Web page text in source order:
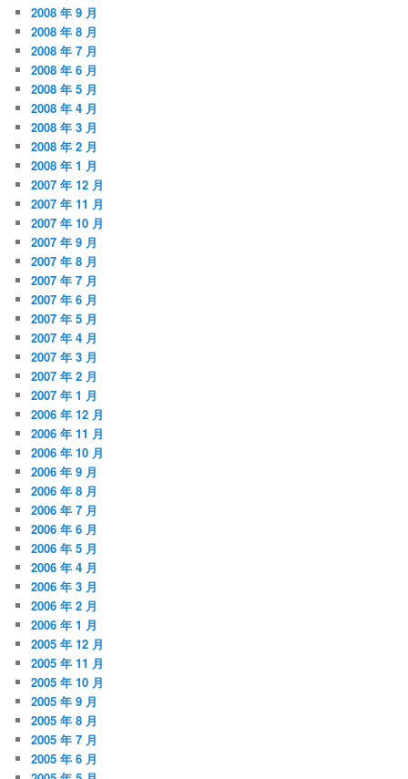
2008 年 9 月
2008 年 8 月
2008 年 7 月
2008 年 6 月
2008 年 5 月
2008 年 4 月
2008 年 3 月
2008 年 2 月
2008 年 1 月
2007 年 12 月
2007 年 11 月
2007 年 10 月
2007 年 9 月
2007 年 8 月
2007 年 7 月
2007 年 6 月
2007 年 5 月
2007 年 4 月
2007 年 3 月
2007 年 2 月
2007 年 1 月
2006 年 12 月
2006 年 11 月
2006 年 10 月
2006 年 9 月
2006 年 8 月
2006 年 7 月
2006 年 6 月
2006 年 5 月
2006 年 4 月
2006 年 3 月
2006 年 2 月
2006 年 1 月
2005 年 12 月
2005 年 11 月
2005 年 10 月
2005 年 9 月
2005 年 8 月
2005 年 7 月
2005 年 6 月